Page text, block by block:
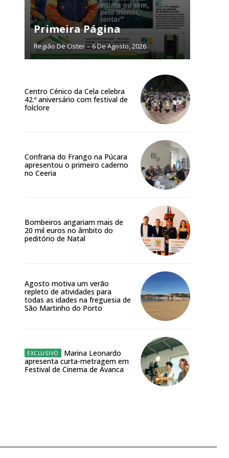
ANUAL
online
Exclusivos para
Primeira Página
Região De Cister - 6 De Agosto, 2026
Centro Cénico da Cela celebra
42.º aniversário com festival de
folclore
Confraria do Frango na Púcara
apresentou o primeiro caderno
no Ceeria
Bombeiros angariam mais de
20 mil euros no âmbito do
peditório de Natal
Agosto motiva um verão
repleto de atividades para
todas as idades na freguesia de
São Martinho do Porto
Marina Leonardo
apresenta curta-metragem em
Festival de Cinema de Avanca